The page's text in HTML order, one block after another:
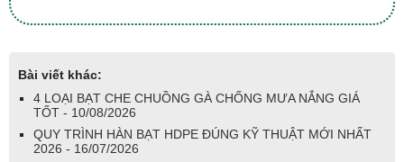
Bài viết khác:
4 LOẠI BẠT CHE CHUỒNG GÀ CHỐNG MƯA NẮNG GIÁ
TỐT - 10/08/2026
QUY TRÌNH HÀN BẠT HDPE ĐÚNG KỸ THUẬT MỚI NHẤT
2026 - 16/07/2026